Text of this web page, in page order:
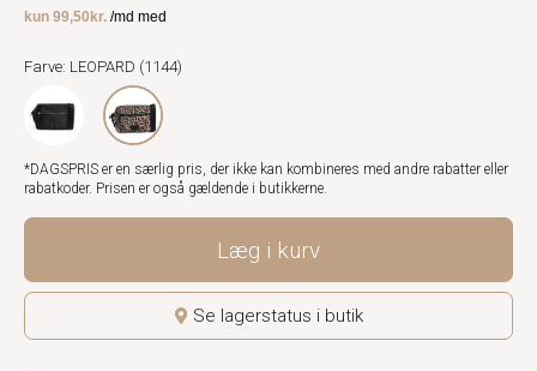
Farve: LEOPARD (1144)
*DAGSPRIS er en særlig pris, der ikke kan kombineres med andre rabatter eller
rabatkoder. Prisen er også gældende i butikkerne.
Læg i kurv
Se lagerstatus i butik